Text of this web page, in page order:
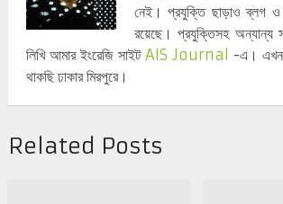
নেই। প্রযুক্তি ছাড়াও ব্লগ
রয়েছে। প্রযুক্তিসহ অন্যান্য
লিখি আমার ইংরেজি সাইট AIS Journal -এ।
থাকছি ঢাকার মিরপুরে।
Related Posts